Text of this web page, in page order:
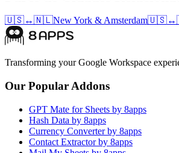
🇺🇸↔🇳🇱New York & Amsterdam🇺🇸↔
Transforming your Google Workspace
Our Popular Addons
GPT Mate for Sheets by 8apps
Hash Data by 8apps
Currency Converter by 8apps
Contact Extractor by 8apps